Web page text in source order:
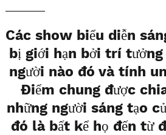
Các show biểu diễn
bị giới hạn bởi trí
người nào đó và tính
Điểm chung được
những người sáng tạo
đó là bất kể họ đến từ